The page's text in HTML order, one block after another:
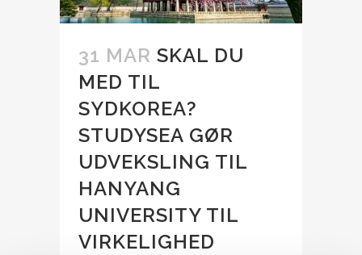
31 MAR SKAL DU
MED TIL
SYDKOREA?
STUDYSEA GØR
UDVEKSLING TIL
HANYANG
UNIVERSITY TIL
VIRKELIGHED